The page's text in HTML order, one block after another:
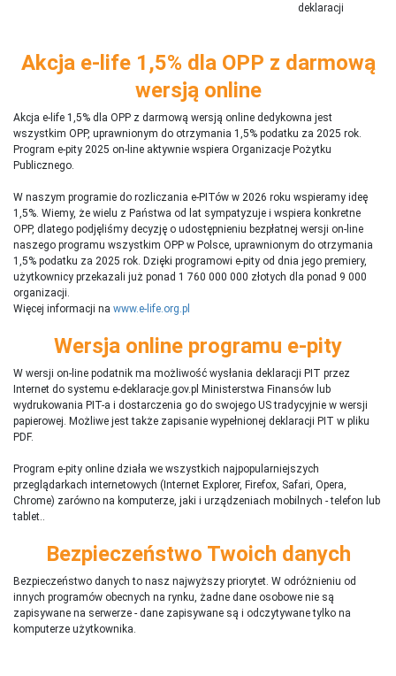
deklaracji
Akcja e-life 1,5% dla OPP z darmową
wersją online
Akcja e-life 1,5% dla OPP z darmową wersją online dedykowna jest
wszystkim OPP, uprawnionym do otrzymania 1,5% podatku za 2025 rok.
Program e-pity 2025 on-line aktywnie wspiera Organizacje Pożytku
Publicznego.
W naszym programie do rozliczania e-PITów w 2026 roku wspieramy ideę
1,5%. Wiemy, że wielu z Państwa od lat sympatyzuje i wspiera konkretne
OPP, dlatego podjęliśmy decyzję o udostępnieniu bezpłatnej wersji on-line
naszego programu wszystkim OPP w Polsce, uprawnionym do otrzymania
1,5% podatku za 2025 rok. Dzięki programowi e-pity od dnia jego premiery,
użytkownicy przekazali już ponad 1 760 000 000 złotych dla ponad 9 000
organizacji.
Więcej informacji na www.e-life.org.pl
Wersja online programu e-pity
W wersji on-line podatnik ma możliwość wysłania deklaracji PIT przez
Internet do systemu e-deklaracje.gov.pl Ministerstwa Finansów lub
wydrukowania PIT-a i dostarczenia go do swojego US tradycyjnie w wersji
papierowej. Możliwe jest także zapisanie wypełnionej deklaracji PIT w pliku
PDF.
Program e-pity online działa we wszystkich najpopularniejszych
przeglądarkach internetowych (Internet Explorer, Firefox, Safari, Opera,
Chrome) zarówno na komputerze, jaki i urządzeniach mobilnych - telefon lub
tablet..
Bezpieczeństwo Twoich danych
Bezpieczeństwo danych to nasz najwyższy priorytet. W odróżnieniu od
innych programów obecnych na rynku, żadne dane osobowe nie są
zapisywane na serwerze - dane zapisywane są i odczytywane tylko na
komputerze użytkownika.